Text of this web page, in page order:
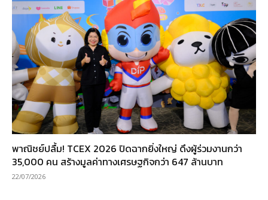
พาณิชย์ปลื้ม! TCEX 2026 ปิดฉากยิ่งใหญ่ ดึงผู้ร่วมงานกว่า
35,000 คน สร้างมูลค่าทางเศรษฐกิจกว่า 647 ล้านบาท
22/07/2026